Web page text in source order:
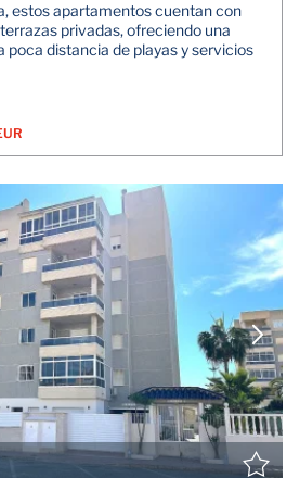
estos apartamentos cuentan con
privadas, ofreciendo una
poca distancia de playas y servicios